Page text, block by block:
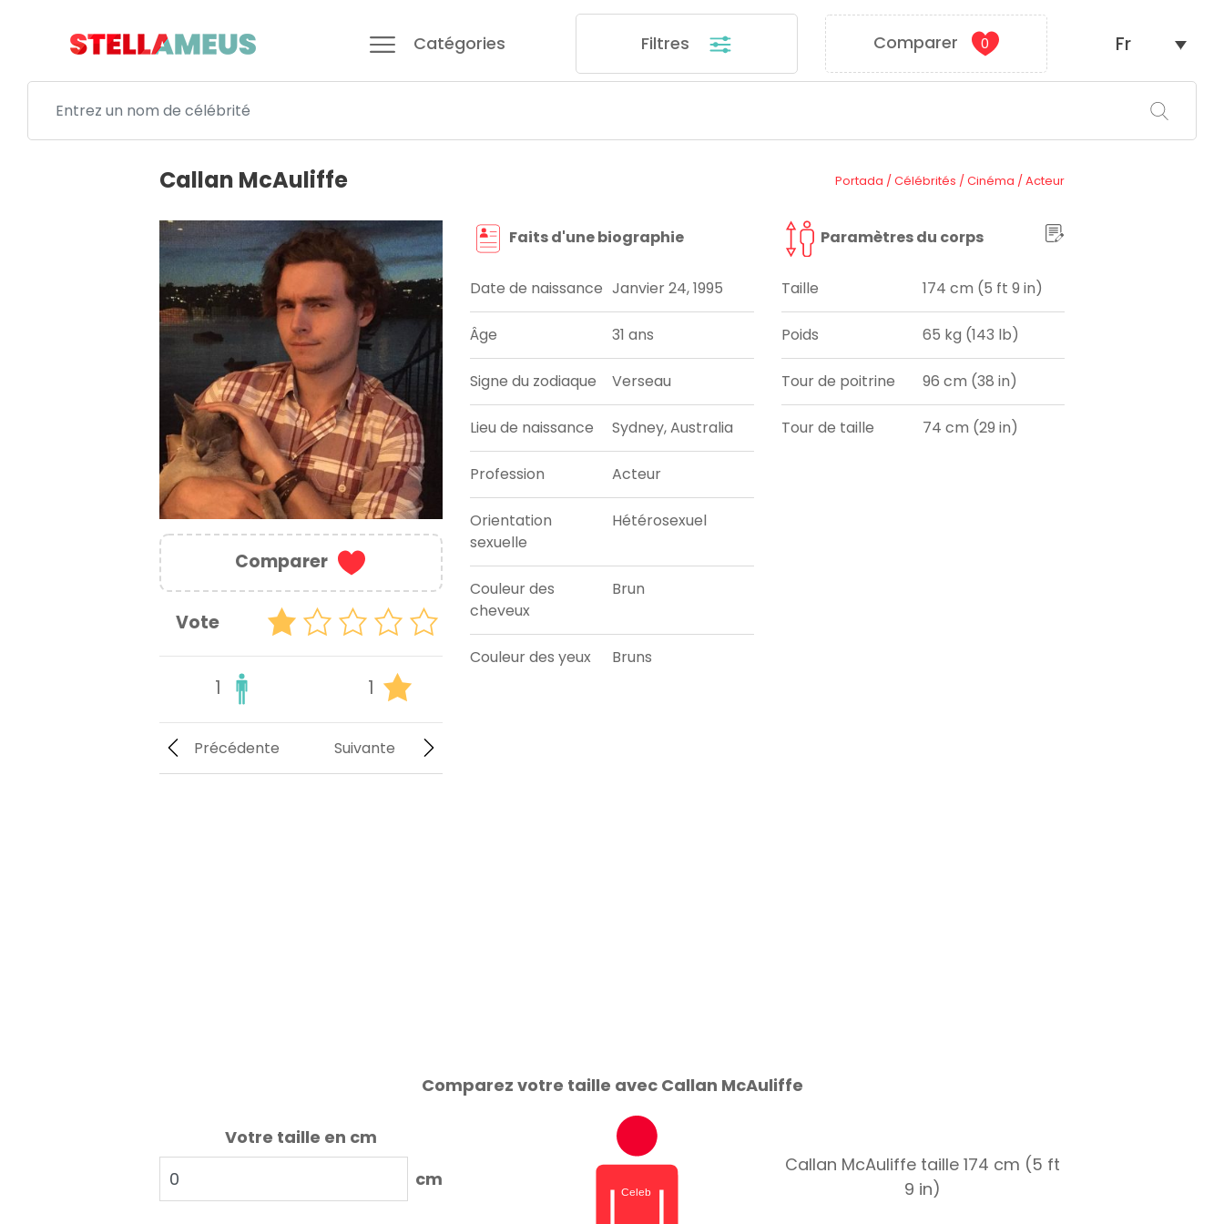
Catégories Filtres Comparer 0 Fr
Callan McAuliffe Portada /Célébrités /Cinéma /Acteur
Comparer
Vote
1 1
Suivante
Précédente
Faits d'une biographie
Date de naissance Janvier 24, 1995
Âge 31 ans
Signe du zodiaque Verseau
Lieu de naissance Sydney, Australia
Profession Acteur
Orientation
sexuelle
Hétérosexuel
Couleur des
cheveux
Brun
Couleur des yeux Bruns
Paramètres du corps
Taille 174 cm (5 ft 9 in)
Poids 65 kg (143 lb)
Tour de poitrine 96 cm (38 in)
Tour de taille 74 cm (29 in)
Comparez votre taille avec Callan McAuliffe
Votre taille en cm
cm
Callan McAuliffe taille 174 cm (5 ft
9 in)